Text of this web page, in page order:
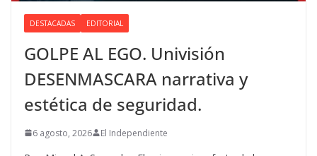
DESTACADAS EDITORIAL
GOLPE AL EGO. Univisión
DESENMASCARA narrativa y
estética de seguridad.
6 agosto, 2026 El Independiente